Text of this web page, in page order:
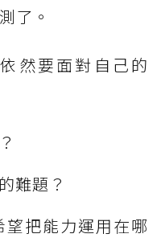
了。
然要面對自己的
難題？
把能力運用在哪